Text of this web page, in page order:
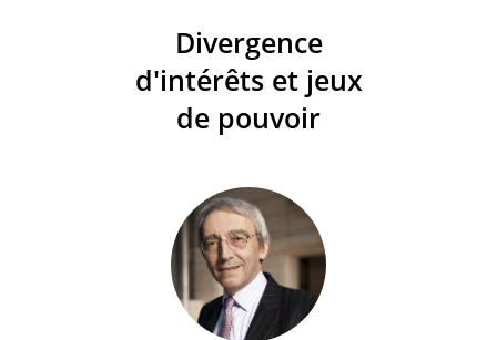
Divergence
d'intérêts et jeux
de pouvoir